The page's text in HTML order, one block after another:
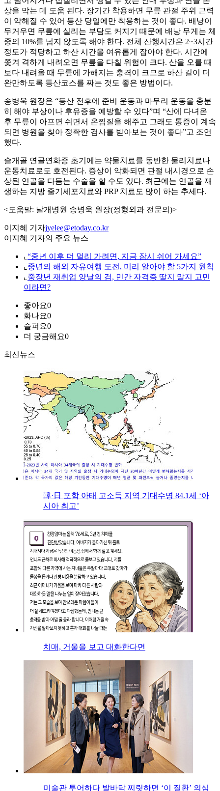
상을 막는 데 도움 된다. 장기간 착용하면 무릎 관절 주위 근력
이 약해질 수 있어 등산 당일에만 착용하는 것이 좋다. 배낭이
무거우면 무릎에 실리는 부담도 커지기 때문에 배낭 무게는 체
중의 10%를 넘지 않도록 해야 한다. 전체 산행시간은 2~3시간
정도가 적당하고 하산 시간을 여유롭게 잡아야 한다. 시간에
쫓겨 격하게 내려오면 무릎을 다칠 위험이 크다. 산을 오를 때
보다 내려올 때 무릎에 가해지는 충격이 크므로 하산 길이 더
완만하도록 등산코스를 짜는 것도 좋은 방법이다.
송병욱 원장은 “등산 전후에 준비 운동과 마무리 운동을 충분
히 해야 부상이나 후유증을 예방할 수 있다”며 “산에 다녀온
후 무릎이 아프면 쉬면서 온찜질을 해주고 그래도 통증이 계속
되면 병원을 찾아 정확한 검사를 받아보는 것이 좋다”고 조언
했다.
슬개골 연골연화증 초기에는 약물치료를 동반한 물리치료나
운동치료로도 호전된다. 증상이 악화되면 관절 내시경으로 손
상된 연골을 다듬는 수술을 할 수도 있다. 최근에는 연골을 재
생하는 지방 줄기세포치료와 PRP 치료도 많이 하는 추세다.
<도움말: 날개병원 송병욱 원장(정형외과 전문의)>
이지혜 기자jyelee@etoday.co.kr
이지혜 기자의 주요 뉴스
⌞ “중년 이후 더 멀리 가려면, 지금 잠시 쉬어 가세요”
⌞ 중년의 해외 자유여행 도전, 미리 알아야 할 5가지 원칙
⌞ 중장년 재취업 양날의 검, 민간 자격증 딸지 말지 고민
이라면?
좋아요0
화나요0
슬퍼요0
더 궁금해요0
최신뉴스
韓·日 포함 아태 고소득 지역 기대수명 84.1세 ‘아
시아 최고’
치매, 거울을 보고 대화한다면
미술관 투어하다 발바닥 찌릿하면 ‘이 질환’ 의심